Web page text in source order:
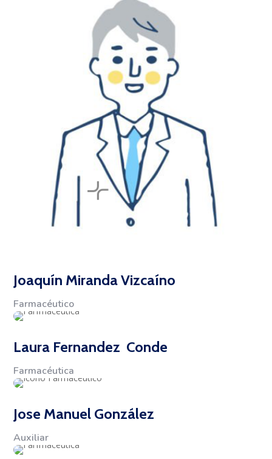
Joaquín Miranda Vizcaíno
Farmacéutico
Laura Fernandez Conde
Farmacéutica
Jose Manuel González
Auxiliar